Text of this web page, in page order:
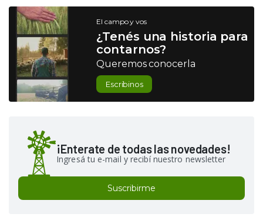
El campo y vos
¿Tenés una historia para
contarnos?
Queremos conocerla
Escribinos
¡Enterate de todas las novedades!
Ingresá tu e-mail y recibí nuestro newsletter
Suscribirme